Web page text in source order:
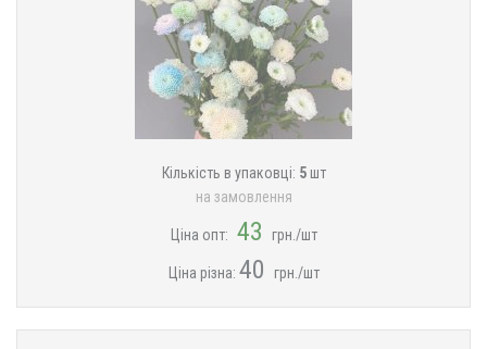
Кількість в упаковці: 5шт
на замовлення
Ціна опт: 43 грн./шт
Ціна різна: 40 грн./шт